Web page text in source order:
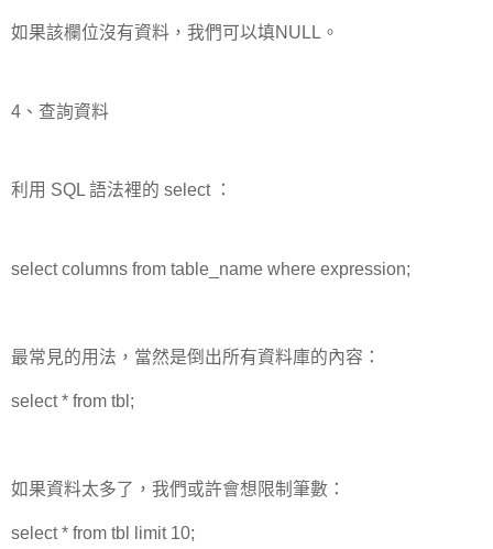
如果該欄位沒有資料，我們可以填NULL。
4、查詢資料
利用 SQL 語法裡的 select ：
select columns from table_name where expression;
最常見的用法，當然是倒出所有資料庫的內容：
select * from tbl;
如果資料太多了，我們或許會想限制筆數：
select * from tbl limit 10;